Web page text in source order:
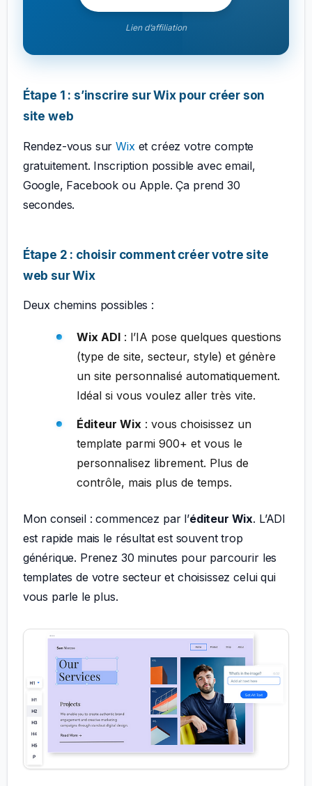
Lien d’affiliation
Étape 1 : s’inscrire sur Wix pour créer son
site web
Rendez-vous surWix et créez votre compte
gratuitement. Inscription possible avec email,
Google, Facebook ou Apple. Ça prend 30
secondes.
Étape 2 : choisir comment créer votre site
web sur Wix
Deux chemins possibles :
Wix ADI: l’IA pose quelques questions
(type de site, secteur, style) et génère
un site personnalisé automatiquement.
Idéal si vous voulez aller très vite.
Éditeur Wix: vous choisissez un
template parmi 900+ et vous le
personnalisez librement. Plus de
contrôle, mais plus de temps.
Mon conseil : commencez par l’éditeur Wix. L’ADI
est rapide mais le résultat est souvent trop
générique. Prenez 30 minutes pour parcourir les
templates de votre secteur et choisissez celui qui
vous parle le plus.